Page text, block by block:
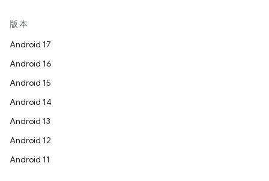
版本
Android 17
Android 16
Android 15
Android 14
Android 13
Android 12
Android 11